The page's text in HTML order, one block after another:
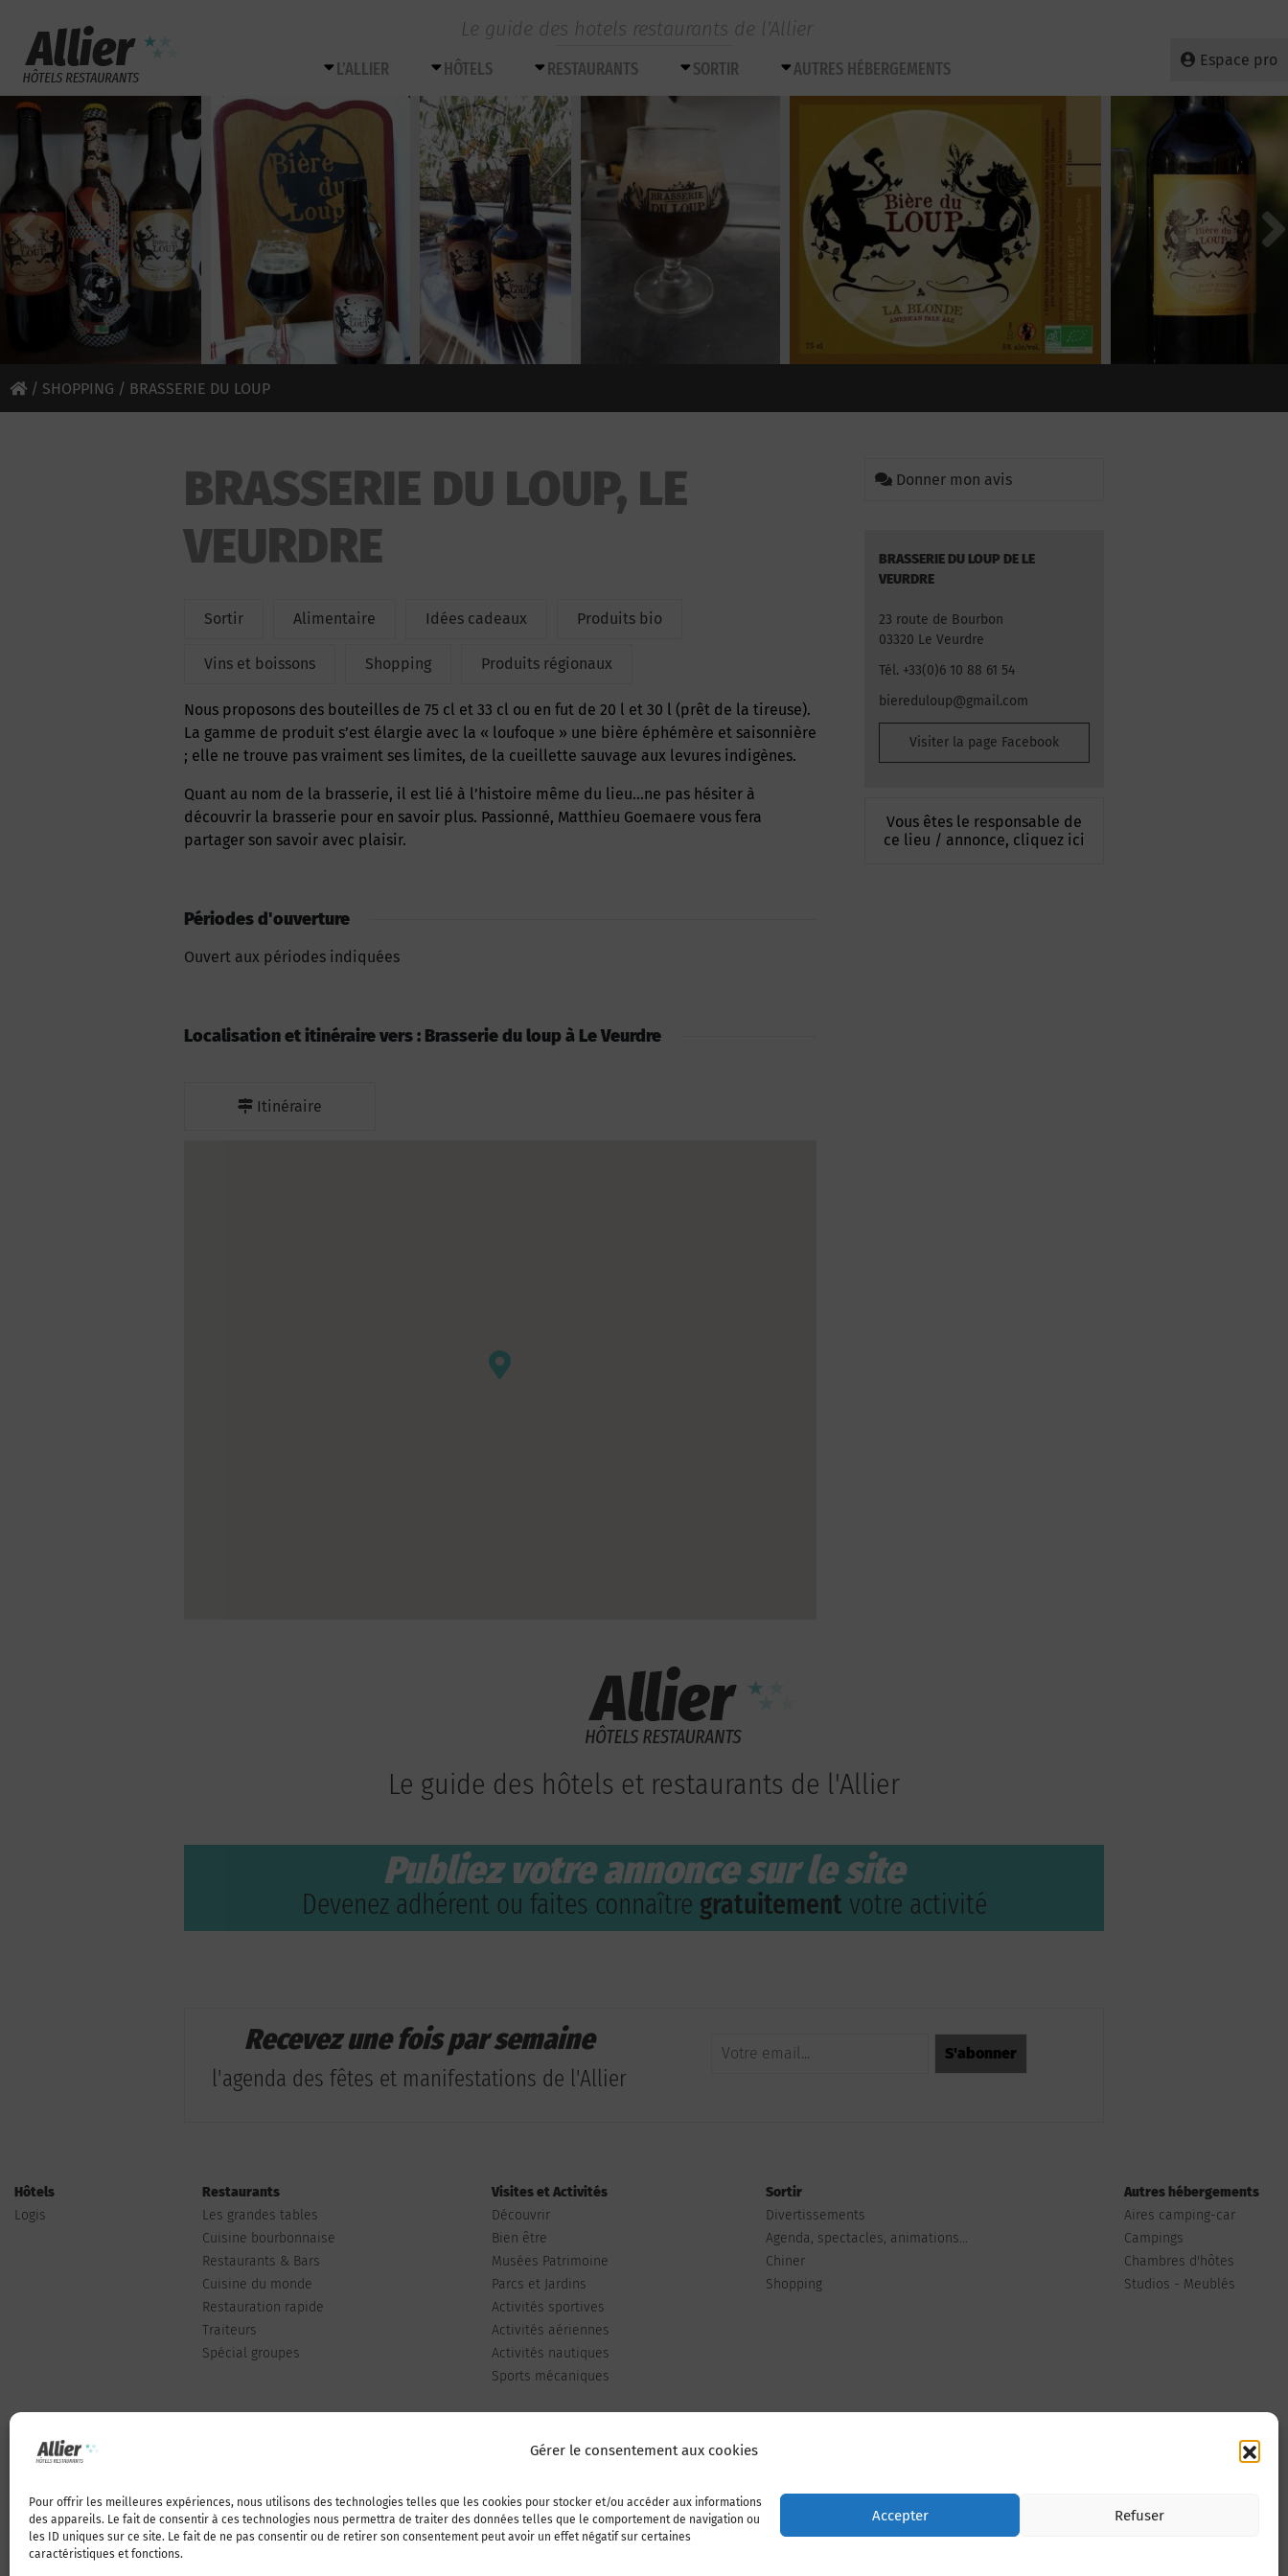
Gérer le consentement aux cookies
Pour offrir les meilleures expériences, nous utilisons des technologies telles que les cookies pour stocker et/ou accéder aux informations
des appareils. Le fait de consentir à ces technologies nous permettra de traiter des données telles que le comportement de navigation ou
les ID uniques sur ce site. Le fait de ne pas consentir ou de retirer son consentement peut avoir un effet négatif sur certaines
caractéristiques et fonctions.
Accepter Refuser
Le guide des hotels restaurants de l’Allier
Espace pro
L’ALLIER HÔTELS RESTAURANTS SORTIR AUTRES HÉBERGEMENTS
/ SHOPPING / BRASSERIE DU LOUP
BRASSERIE DU LOUP, LE
VEURDRE
Sortir Alimentaire Idées cadeaux Produits bio
Vins et boissons Shopping Produits régionaux
Nous proposons des bouteilles de 75 cl et 33 cl ou en fut de 20 l et 30 l (prêt de la tireuse).
La gamme de produit s’est élargie avec la « loufoque » une bière éphémère et saisonnière
; elle ne trouve pas vraiment ses limites, de la cueillette sauvage aux levures indigènes.
Quant au nom de la brasserie, il est lié à l’histoire même du lieu…ne pas hésiter à
découvrir la brasserie pour en savoir plus. Passionné, Matthieu Goemaere vous fera
partager son savoir avec plaisir.
Donner mon avis
BRASSERIE DU LOUP DE LE
VEURDRE
23 route de Bourbon
03320 Le Veurdre
Tél. +33(0)6 10 88 61 54
biereduloup@gmail.com
Visiter la page Facebook
Vous êtes le responsable de
ce lieu / annonce, cliquez ici
Périodes d'ouverture
Ouvert aux périodes indiquées
Localisation et itinéraire vers : Brasserie du loup à Le Veurdre
Itinéraire
Le guide des hôtels et restaurants de l'Allier
Publiez votre annonce sur le site
Devenez adhérent ou faites connaître gratuitement votre activité
Recevez une fois par semaine
l'agenda des fêtes et manifestations de l'Allier
Hôtels
Logis
Restaurants
Les grandes tables
Cuisine bourbonnaise
Restaurants & Bars
Cuisine du monde
Restauration rapide
Traiteurs
Spécial groupes
Visites et Activités
Découvrir
Bien être
Musées Patrimoine
Parcs et Jardins
Activités sportives
Activités aériennes
Activités nautiques
Sports mécaniques
Sortir
Divertissements
Agenda, spectacles, animations...
Chiner
Shopping
Autres hébergements
Aires camping-car
Campings
Chambres d'hôtes
Studios - Meublés
Qui sommes-nous Publiez votre annonce Adhérer à l’association Nous contacter